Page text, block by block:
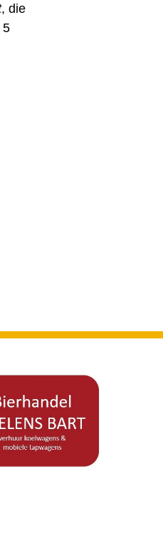
, die
5